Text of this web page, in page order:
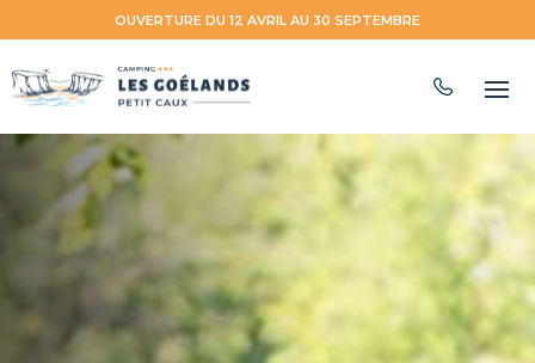
OUVERTURE DU 12 AVRIL AU 30 SEPTEMBRE
FR